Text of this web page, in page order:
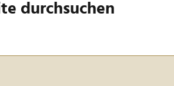
durchsuchen